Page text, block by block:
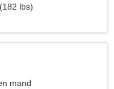
lbs)
mand